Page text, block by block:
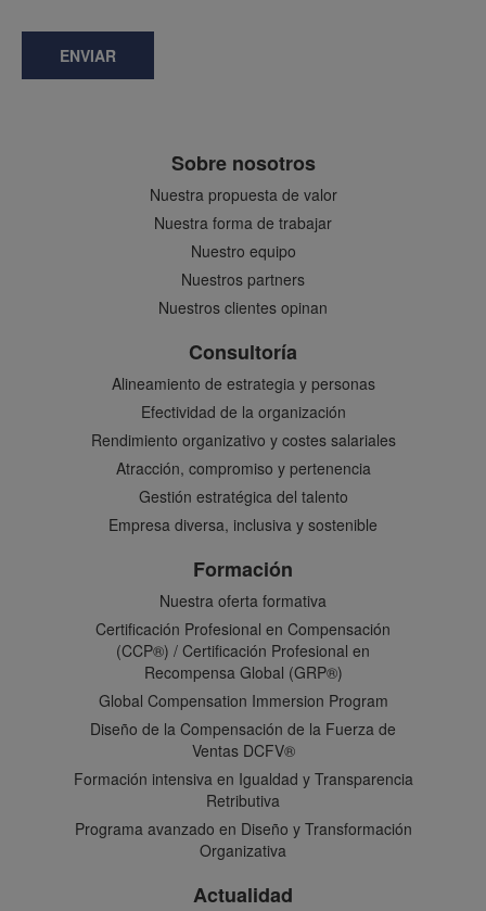
ENVIAR
Sobre nosotros
Nuestra propuesta de valor
Nuestra forma de trabajar
Nuestro equipo
Nuestros partners
Nuestros clientes opinan
Consultoría
Alineamiento de estrategia y personas
Efectividad de la organización
Rendimiento organizativo y costes salariales
Atracción, compromiso y pertenencia
Gestión estratégica del talento
Empresa diversa, inclusiva y sostenible
Formación
Nuestra oferta formativa
Certificación Profesional en Compensación
(CCP®) / Certificación Profesional en
Recompensa Global (GRP®)
Global Compensation Immersion Program
Diseño de la Compensación de la Fuerza de
Ventas DCFV®
Formación intensiva en Igualdad y Transparencia
Retributiva
Programa avanzado en Diseño y Transformación
Organizativa
Actualidad